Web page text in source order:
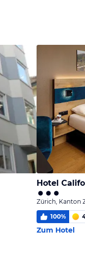
Hotel
Zürich, Kanton
100%
Zum Hotel